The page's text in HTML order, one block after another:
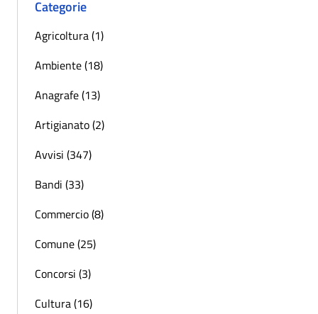
Categorie
Agricoltura (1)
Ambiente (18)
Anagrafe (13)
Artigianato (2)
Avvisi (347)
Bandi (33)
Commercio (8)
Comune (25)
Concorsi (3)
Cultura (16)